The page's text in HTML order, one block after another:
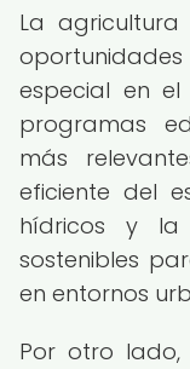
La
oportunidades
especial en
programas
más
eficiente del
hídricos y la
sostenibles
en entornos
Por otro